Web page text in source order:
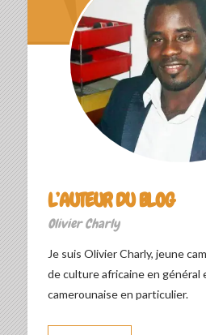
L’AUTEUR DU BLOG
Olivier Charly
Je suis Olivier Charly, jeune
de culture africaine en général
camerounaise en particulier.